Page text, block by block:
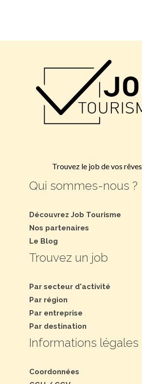
Trouvez le job de vos rêves
Qui sommes-nous ?
Découvrez Job Tourisme
Nos partenaires
Le Blog
Trouvez un job
Par secteur d'activité
Par région
Par entreprise
Par destination
Informations légales
Coordonnées